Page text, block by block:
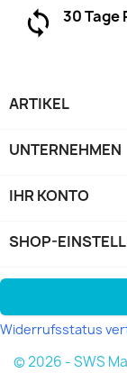
30 Tage
ARTIKEL
UNTERNEHMEN
IHR KONTO
SHOP-
Widerrufsstatus
© 2026 - SWS